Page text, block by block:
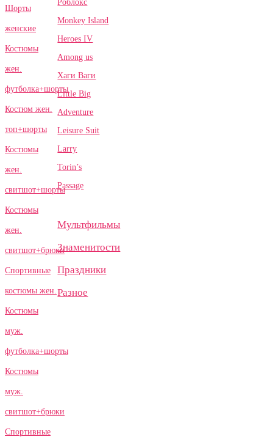
Шорты
женские
Костюмы
жен.
футболка+шорты
Костюм жен.
топ+шорты
Костюмы
жен.
свитшот+шорты
Костюмы
жен.
свитшот+брюки
Спортивные
костюмы жен.
Костюмы
муж.
футболка+шорты
Костюмы
муж.
свитшот+брюки
Спортивные
Роблокс
Monkey Island
Heroes IV
Among us
Хаги Ваги
Little Big
Adventure
Leisure Suit
Larry
Torin’s
Passage
Мультфильмы
Знаменитости
Праздники
Разное